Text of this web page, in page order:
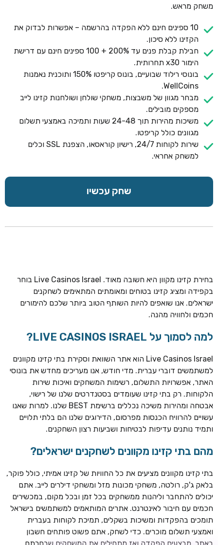
חבילת קבלת פנים: בונוס 100% עד 300€ + 100 ספיני בונוס על
ההפקדה הראשונה
CASOO
בונוס מתגלגל עד 2,000 ₪ + 200 ספינים חינם לשחקנים
חדשים
ROYSPINS
חינם על ההפקדות הראשונות
משחק מראש.
10 ספינים חינם ללא הפקדה בהרשמה – אפשרות לבדוק את
הקזינו ללא סיכון.
חבילת קבלת פנים עד 200% + 100 ספינים חינם עם דרישת
הימור x30 תחרותית.
בונוסי רילוד שבועיים, בונוס קריפטו 150% ותוכנית נאמנות
WellCoins.
מבחר מגוון של משבצות, משחקי שולחן ושולחנות קזינו לייב
מספקים מובילים.
משיכות מהירות תוך 24-48 שעות ותמיכה באמצעי תשלום
מגוונים כולל קריפטו.
שירות לקוחות 24/7, רישיון קוראסאו, הצפנת SSL וכלים
למשחק אחראי.
שחק עכשיו
בחירת קזינו מקוון היא חשובה מאוד. Live Casinos Israel בוחר
בקפידה ומציג קזינו בטוחים ומאומתים המתאימים לשחקנים
ישראלים. אנו שואפים להיות השותף הטוב ביותר שלכם להימורים
חכמים ולחוויה מהנה.
למה לסמוך על LIVE CASINOS ISRAEL?
Live Casinos Israel הוא אתר השוואת וסקירת בתי קזינו מקוונים
למשתמשים דוברי עברית. מדי חודש, אנו מעריכים מחדש את בונוסי
האתר, אפשרויות התשלום, רשימות המשחקים ואיכות שירות
הלקוחות. רק בתי קזינו שעומדים בסטנדרטים שלנו של רישוי,
אבטחה ומהירות משיכה נכללים ברשימת BEST שלנו. למרות שאנו
עשויים להרוויח הכנסות מפרסום, הדירוגים שלנו הם בלתי תלויים
ותמיד נותנים עדיפות לבטיחות ושביעות רצון השחקנים.
מהם בתי קזינו מקוונים לשחקנים ישראלים?
בתי קזינו מקוונים מציעים את כל החוויות של קזינו אמיתי, כולל פוקר,
בלאק ג'ק, רולטה, משחקי מכונות מזל ומשחקי דילרים לייב. אתם
יכולים להתחבר וליהנות ממשחקים בכל זמן ובכל מקום, במכשירים
חכמים עם חיבור לאינטרנט. אתרים המותאמים למשתמשים בישראל
תומכים בהפקדות ומשיכות בשקלים, תמיכת לקוחות בעברית
ואמצעי תשלום מוכרים. כדי לשחק, אתם פשוט פותחים חשבון